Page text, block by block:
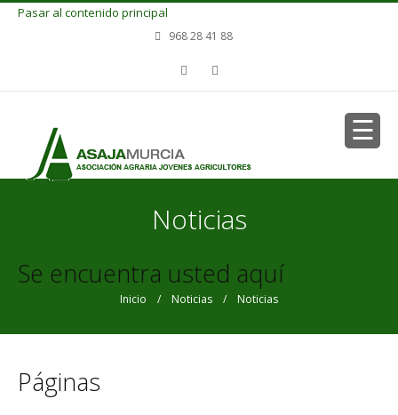
Pasar al contenido principal
968 28 41 88
Noticias
Se encuentra usted aquí
Inicio / Noticias / Noticias
Páginas